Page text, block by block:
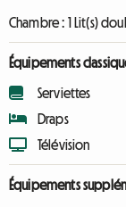
Chambre : 1 Lit(s)
Équipements
Serviettes
Draps
Télévision
Équipements